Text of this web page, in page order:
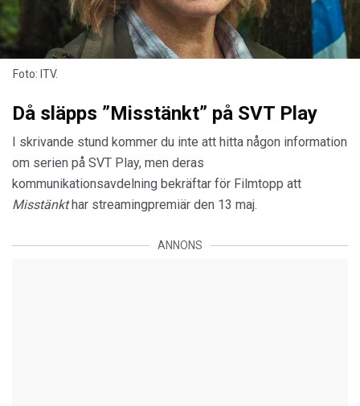
Foto: ITV.
Då släpps ”Misstänkt” på SVT Play
I skrivande stund kommer du inte att hitta någon information
om serien på SVT Play, men deras
kommunikationsavdelning bekräftar för Filmtopp att
Misstänkthar streamingpremiär den 13 maj.
ANNONS